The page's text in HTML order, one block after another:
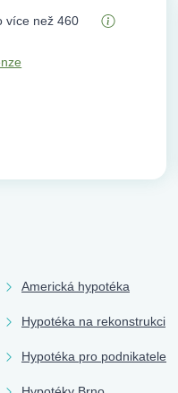
více než 460
Americká hypotéka
Hypotéka na rekonstrukci
Hypotéka pro podnikatele